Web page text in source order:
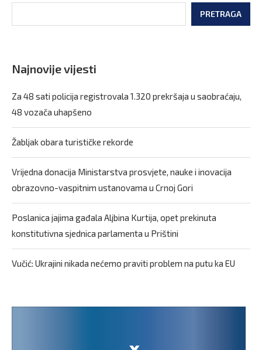
PRETRAGA
Najnovije vijesti
Za 48 sati policija registrovala 1.320 prekršaja u saobraćaju,
48 vozača uhapšeno
Žabljak obara turističke rekorde
Vrijedna donacija Ministarstva prosvjete, nauke i inovacija
obrazovno-vaspitnim ustanovama u Crnoj Gori
Poslanica jajima gađala Aljbina Kurtija, opet prekinuta
konstitutivna sjednica parlamenta u Prištini
Vučić: Ukrajini nikada nećemo praviti problem na putu ka EU